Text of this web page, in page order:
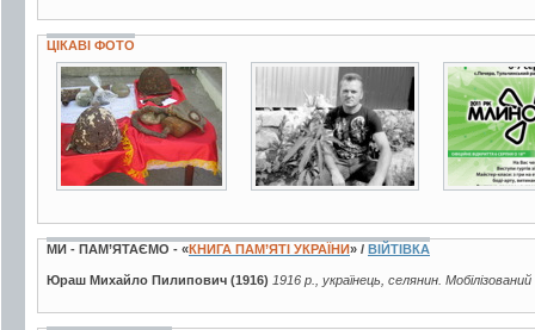
ЦІКАВІ ФОТО
8 фото 8 фото
МИ - ПАМ’ЯТАЄМО - «КНИГА ПАМ’ЯТІ УКРАЇНИ» / ВІЙТІВКА
Юраш Михайло Пилипович (1916) 1916 р., українець, селянин.